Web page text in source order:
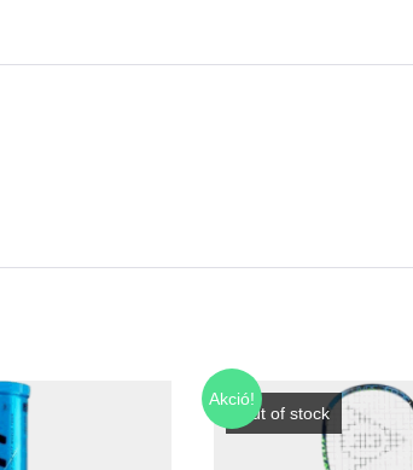
Akció!
Out of stock